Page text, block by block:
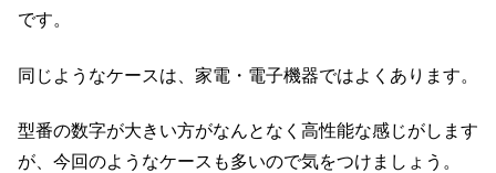
です。
同じようなケースは、家電・電子機器ではよくあります。
型番の数字が大きい方がなんとなく高性能な感じがします
が、今回のようなケースも多いので気をつけましょう。